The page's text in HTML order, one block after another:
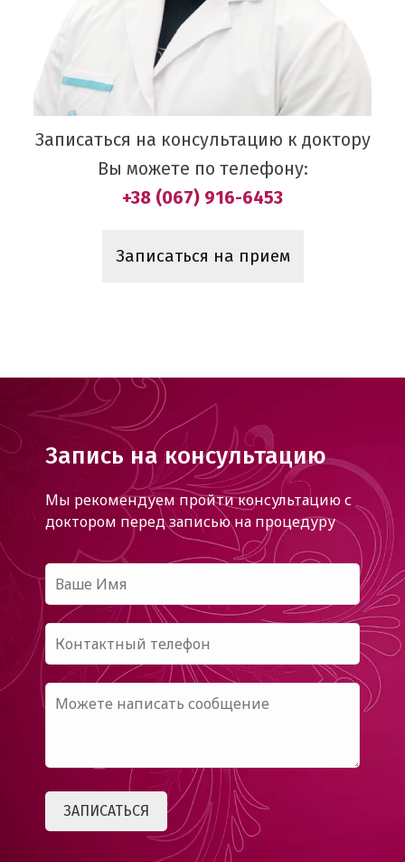
Записаться на консультацию к доктору
Вы можете по телефону:
+38 (067) 916-6453
Записаться на прием
Запись на консультацию
Мы рекомендуем пройти консультацию с
доктором перед записью на процедуру